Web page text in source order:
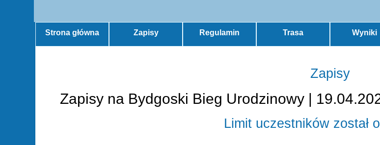
Strona główna Zapisy Regulamin Trasa Wyniki
Zapisy
Zapisy na Bydgoski Bieg Urodzinowy |
Limit uczestników został